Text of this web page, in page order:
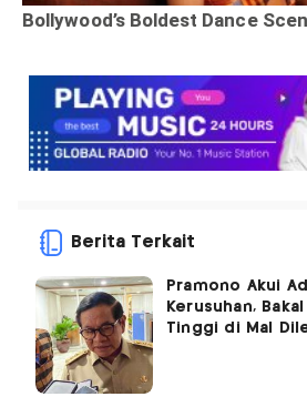
Berita Terkait
Pramono Akui
Kerusuhan,
Tinggi di Mal